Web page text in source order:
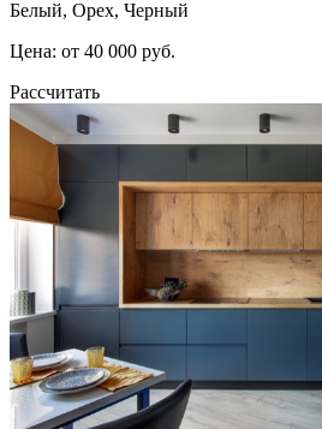
Белый, Орех, Черный
Цена: от 40 000 руб.
Рассчитать